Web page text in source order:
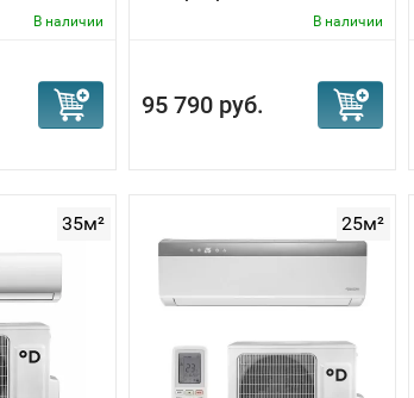
В наличии В наличии
95 790 руб.
35м² 25м²